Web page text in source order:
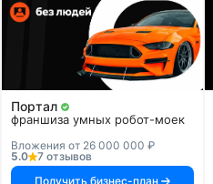
Портал
франшиза умных робот-моек
Вложения от 26 000 000 ₽
5.0
7 отзывов
Получить бизнес-план